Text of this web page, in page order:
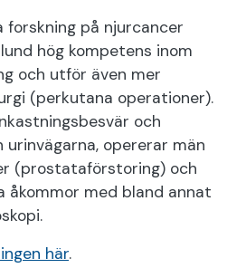
forskning på njurcancer
hög kompetens inom
och utför även mer
(perkutana operationer).
och
opererar män
(prostataförstoring) och
åkommor med bland annat
här.